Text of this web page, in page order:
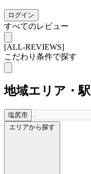
ログイン
すべてのレビュー
[ALL-REVIEWS]
こだわり条件で探す
地域エリア・駅
塩尻市
エリアから探す